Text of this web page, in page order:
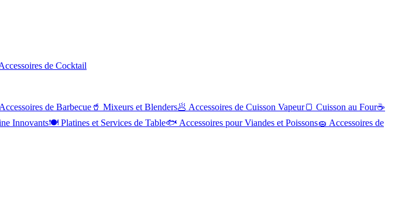
de Cocktail
Accessoires de Barbecue 🥤 Mixeurs et Blenders🥟 Accessoires de Cuisson Vapeur🍞 Cuisson au Four☕
Innovants🍽 Platines et Services de Table🐟 Accessoires pour Viandes et Poissons🧽 Accessoires de